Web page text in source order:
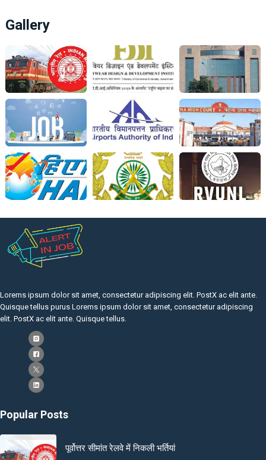
Gallery
Lorems ipsum dolor sit amet, consectetur adipiscing elit. PostX ac elit ante.
Quisque tellus purus Lorems ipsum dolor sit amet, consectetur adipiscing
elit. PostX ac elit ante. Quisque tellus.
Popular Posts
पूर्वोत्तर सीमांत रेलवे में निकली भर्तियां